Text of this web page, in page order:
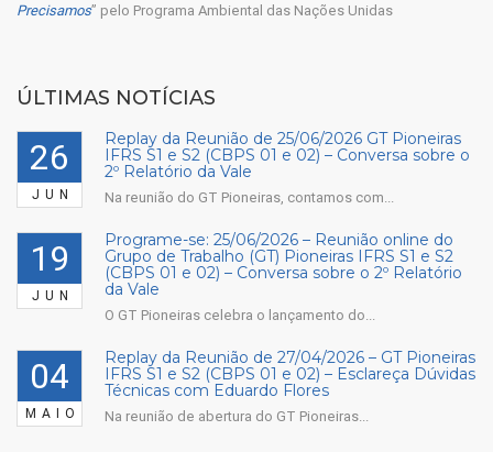
Precisamos” pelo Programa Ambiental das Nações Unidas
ÚLTIMAS NOTÍCIAS
26
JUN
Replay da Reunião de 25/06/2026 GT Pioneiras
IFRS S1 e S2 (CBPS 01 e 02) – Conversa sobre o
2º Relatório da Vale
Na reunião do GT Pioneiras, contamos com...
19
JUN
Programe-se: 25/06/2026 – Reunião online do
Grupo de Trabalho (GT) Pioneiras IFRS S1 e S2
(CBPS 01 e 02) – Conversa sobre o 2º Relatório
da Vale
O GT Pioneiras celebra o lançamento do...
04
MAIO
Replay da Reunião de 27/04/2026 – GT Pioneiras
IFRS S1 e S2 (CBPS 01 e 02) – Esclareça Dúvidas
Técnicas com Eduardo Flores
Na reunião de abertura do GT Pioneiras...